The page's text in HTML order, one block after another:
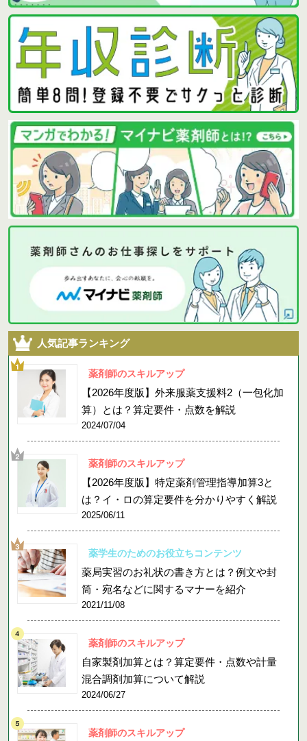
人気記事ランキング
薬剤師のスキルアップ
【2026年度版】外来服薬支援料2（一包化加
算）とは？算定要件・点数を解説
2024/07/04
薬剤師のスキルアップ
【2026年度版】特定薬剤管理指導加算3と
は？イ・ロの算定要件を分かりやすく解説
2025/06/11
薬学生のためのお役立ちコンテンツ
薬局実習のお礼状の書き方とは？例文や封
筒・宛名などに関するマナーを紹介
2021/11/08
薬剤師のスキルアップ
自家製剤加算とは？算定要件・点数や計量
混合調剤加算について解説
2024/06/27
薬剤師のスキルアップ